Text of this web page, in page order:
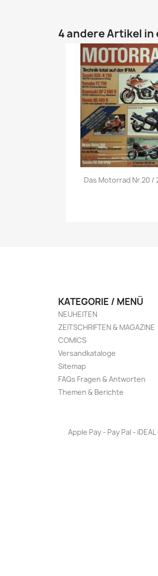
4 andere Artikel
Vorschau
Das Motorrad Nr.20 /
KATEGORIE / MENÜ
NEUHEITEN
ZEITSCHRIFTEN & MAGAZINE
COMICS
Versandkataloge
Sitemap
FAQs Fragen & Antworten
Themen & Berichte
Apple Pay - Pay Pal -